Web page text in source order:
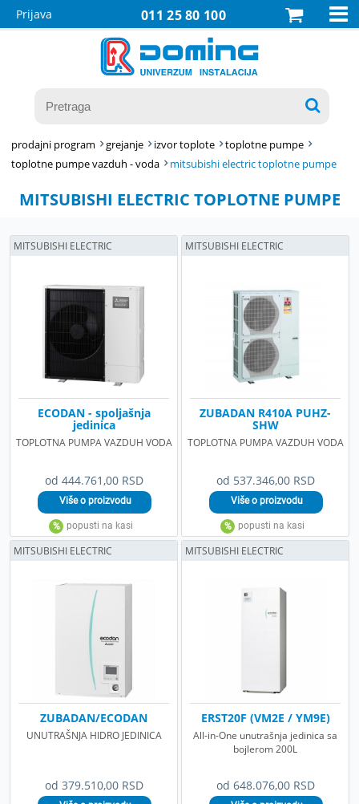
011 25 80 100
Prijava 

prodajni program grejanje izvor toplote
toplotne pumpe
toplotne pumpe vazduh - voda
mitsubishi electric toplotne pumpe
MITSUBISHI ELECTRIC TOPLOTNE PUMPE
od 444.761,00 RSD
ECODAN - spoljašnja
jedinica
TOPLOTNA PUMPA VAZDUH VODA
MITSUBISHI ELECTRIC
od 537.346,00 RSD
ZUBADAN R410A PUHZ-
SHW
TOPLOTNA PUMPA VAZDUH VODA
MITSUBISHI ELECTRIC
od 379.510,00 RSD
ZUBADAN/ECODAN
UNUTRAŠNJA HIDRO JEDINICA
MITSUBISHI ELECTRIC
od 648.076,00 RSD
ERST20F (VM2E / YM9E)
All-in-One unutrašnja jedinica sa
bojlerom 200L
MITSUBISHI ELECTRIC